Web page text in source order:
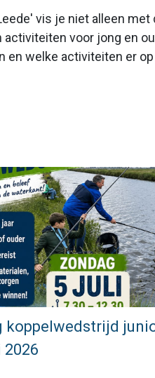
vis je niet alleen
activiteiten voor jong en
en welke activiteiten er
koppelwedstrijd